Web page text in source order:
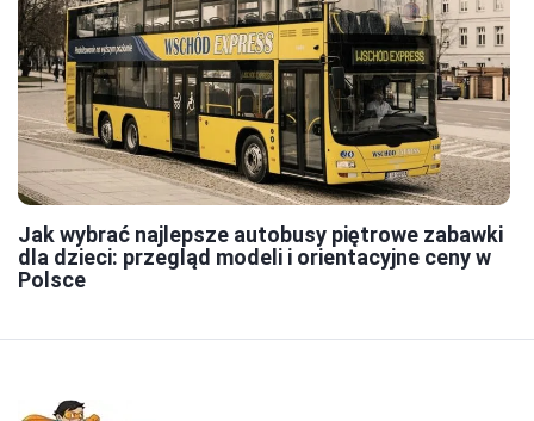
Jak wybrać najlepsze autobusy piętrowe zabawki
dla dzieci: przegląd modeli i orientacyjne ceny w
Polsce